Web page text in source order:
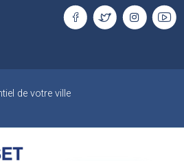
de votre ville